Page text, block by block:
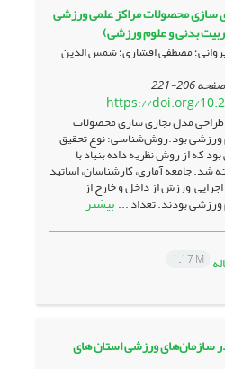
سازی محصولات مراکز علمی ورزشی
بدنی و علوم ورزشی)
مصطفی افشاری؛ شمس الدین
206-221
https://doi.org/
مدل تجاری سازی محصولات
ورزشی بود.روش‌شناسی: نوع تحقیق
که از روش نظریه داده ‌بنیاد با
شد. جامعه آماری، کارشناسان، اساتید
ورزش از داخل و خارج از
بودند. تعداد ... بیشتر
1.17 M
سازمان‌‌های ورزشی استان‌ های